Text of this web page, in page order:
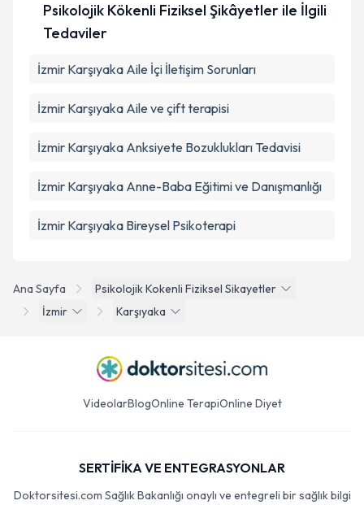
Ana Sayfa
Psikolojik Kokenli Fiziksel Sikayetler
İzmir
Karşıyaka
Psikolojik Kökenli Fiziksel Şikâyetler ile İlgili
Tedaviler
İzmir Karşıyaka Aile İçi İletişim Sorunları
İzmir Karşıyaka Aile ve çift terapisi
İzmir Karşıyaka Anksiyete Bozuklukları Tedavisi
İzmir Karşıyaka Anne-Baba Eğitimi ve Danışmanlığı
İzmir Karşıyaka Bireysel Psikoterapi
VideolarBlogOnline TerapiOnline Diyet
SERTİFİKA VE ENTEGRASYONLAR
Doktorsitesi.com Sağlık Bakanlığı onaylı ve entegreli bir sağlık bilgi